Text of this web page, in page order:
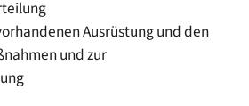
Ausrüstung und den
und zur